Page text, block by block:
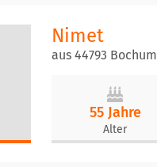
Nimet
aus 44793 Bochum
55 Jahre
Alter